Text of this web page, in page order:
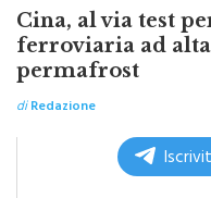
TOP NEWS ITALPRESS
Cina, al via test
ferroviaria ad alta
permafrost
di